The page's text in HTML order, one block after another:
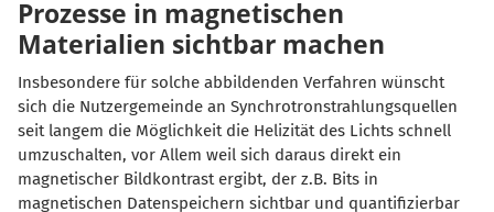
Prozesse in magnetischen
Materialien sichtbar machen
Insbesondere für solche abbildenden Verfahren wünscht
sich die Nutzergemeinde an Synchrotronstrahlungsquellen
seit langem die Möglichkeit die Helizität des Lichts schnell
umzuschalten, vor Allem weil sich daraus direkt ein
magnetischer Bildkontrast ergibt, der z.B. Bits in
magnetischen Datenspeichern sichtbar und quantifizierbar